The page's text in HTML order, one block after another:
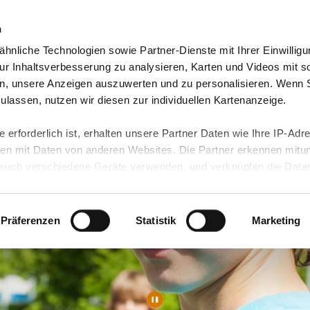
Technologien sowie Partner-Dienste mit Ihrer
Inhaltsverbesserung zu analysieren, Karten und Videos mit
unsere Anzeigen auszuwerten und zu personalisieren. Wenn
nutzen wir diesen zur individuellen Kartenanzeige.
erforderlich ist, erhalten unsere Partner Daten wie Ihre IP-
mit Daten von anderen Websites. Die Partner erkennen
verschiedene Geräte verwenden, und verknüpfen die Daten
Daten führen kann.
unserenDatenschutzhinweisenund in unsererCookie-
Funktionen für diese Zwecke aktiviert sind, müssen Sie
mittels nachfolgender Buttons über Ihre Einwilligung für
erteilte Einwilligung stets für die Zukunft widerrufen. Bitte
Präferenzen Statistik Marketing
& Angebote Presse & Themen Jobs & Karriere